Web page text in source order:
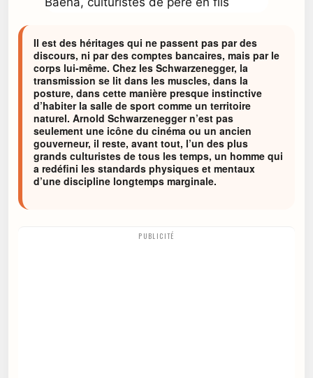
Il est des héritages qui ne passent pas par des
discours, ni par des comptes bancaires, mais par le
corps lui-même. Chez les Schwarzenegger, la
transmission se lit dans les muscles, dans la
posture, dans cette manière presque instinctive
d’habiter la salle de sport comme un territoire
naturel. Arnold Schwarzenegger n’est pas
seulement une icône du cinéma ou un ancien
gouverneur, il reste, avant tout, l’un des plus
grands culturistes de tous les temps, un homme qui
a redéfini les standards physiques et mentaux
d’une discipline longtemps marginale.
PUBLICITÉ